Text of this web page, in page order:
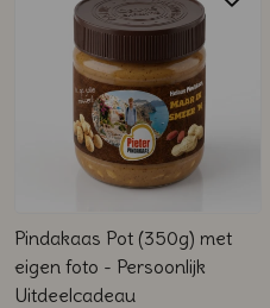
Pindakaas Pot (350g) met
eigen foto - Persoonlijk
Uitdeelcadeau